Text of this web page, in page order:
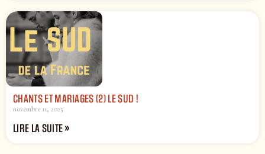
CHANTS ET MARIAGES (2) LE SUD !
novembre 11, 2025
LIRE LA SUITE »